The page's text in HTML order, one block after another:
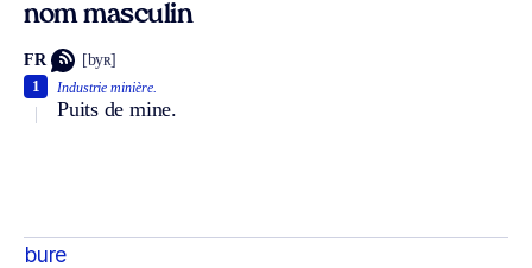
nom masculin
FR [byʀ]
Industrie minière.
Puits de mine.
1
bure